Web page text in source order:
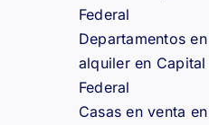
Federal
Departamentos en
alquiler en Capital
Federal
Casas en venta en